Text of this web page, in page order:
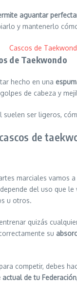
aguantar
y mantenerlo
de Taekwondo
hecho en una
de cabeza y
suelen ser ligeros,
de
marciales vamos
del uso que le
u otros.
quizás
su
competir, debes
de tu Federación